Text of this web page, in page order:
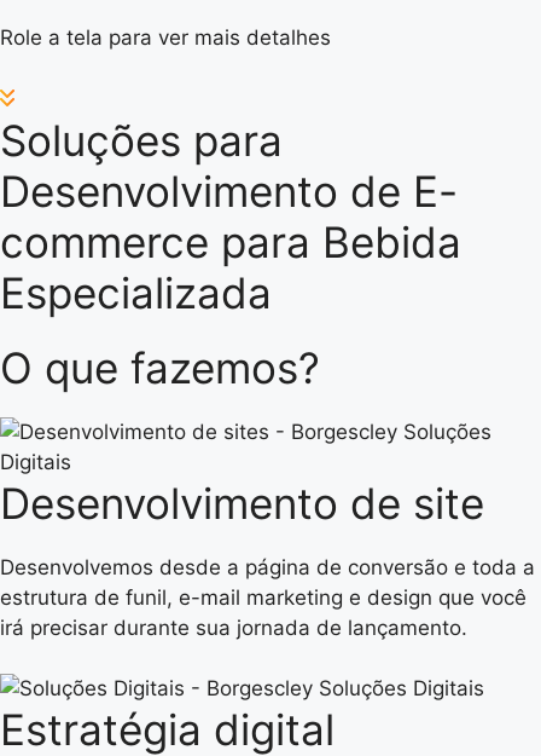
Role a tela para ver mais detalhes
Soluções para
Desenvolvimento de E-
commerce para Bebida
Especializada
O que fazemos?
Desenvolvimento de site
Desenvolvemos desde a página de conversão e toda a
estrutura de funil, e-mail marketing e design que você
irá precisar durante sua jornada de lançamento.
Estratégia digital